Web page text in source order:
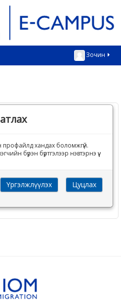
Зочин
профайлд хандах боломжгүй.
бүрэн бүртгэлээр нэвтэрнэ үү.